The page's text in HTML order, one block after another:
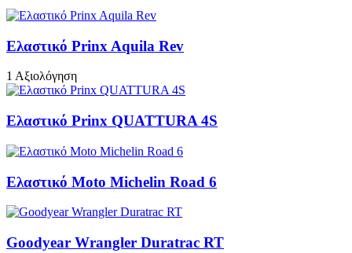
Ελαστικό Prinx Aquila Rev
1 Αξιολόγηση
Ελαστικό Prinx QUATTURA 4S
Ελαστικό Moto Michelin Road 6
Goodyear Wrangler Duratrac RT